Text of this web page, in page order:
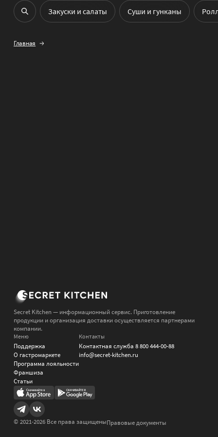
Закуски и салаты Cуши и гунканы
Главная
Secret Kitchen — информационный сервис. Приготовление
продукции и организация доставки осуществляется партнерами
компании.
Меню
Поддержка
О гастромаркете
Программа лояльности
Франшиза
Статьи
Контакты
Контактная служба 8 800 444-00-88
info@secret-kitchen.ru
© 2021-2026 Все права защищеныПравовые документы